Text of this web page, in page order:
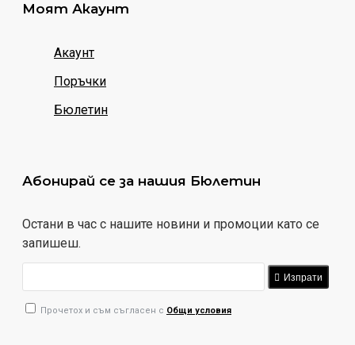
Моят Акаунт
Акаунт
Поръчки
Бюлетин
Абонирай се за нашия Бюлетин
Остани в час с нашите новини и промоции като се
запишеш.
Изпрати
Прочетох и съм съгласен с Общи условия